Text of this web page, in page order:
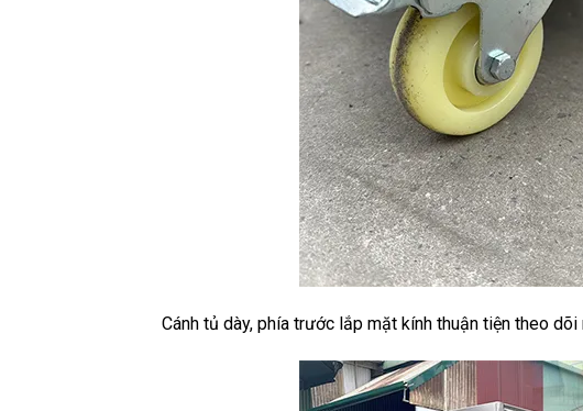
Cánh tủ dày, phía trước lắp mặt kính thuận tiện theo